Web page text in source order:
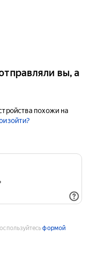
вы, а
похожи на
формой